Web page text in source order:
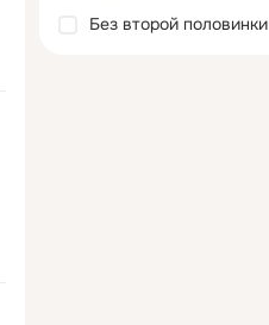
Без второй половинки